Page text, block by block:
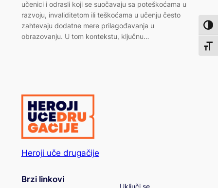
učenici i odrasli koji se suočavaju sa poteškoćama u
razvoju, invaliditetom ili teškoćama u učenju često
zahtevaju dodatne mere prilagođavanja u
obrazovanju. U tom kontekstu, ključnu…
Heroji uče drugačije
Brzi linkovi
Uključi se